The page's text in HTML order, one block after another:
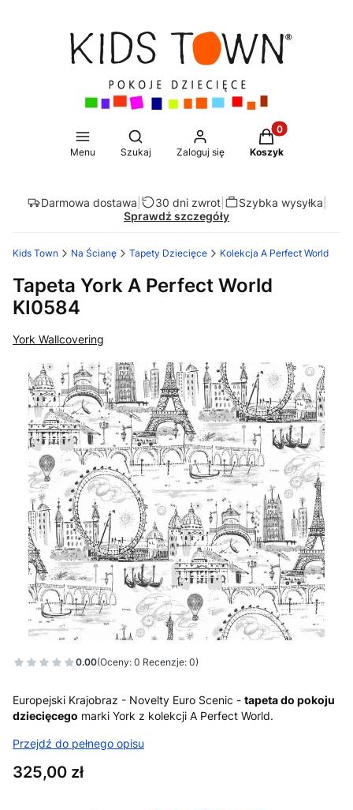
Menu
Otwórz wyszukiwarkę
Szukaj Zaloguj się
Produkty w
Koszyk
Darmowa dostawa 30 dni zwrot| Szybka wysyłka
Sprawdź szczegóły
Kids Town Na Ścianę Tapety Dziecięce Kolekcja A Perfect World
Tapeta York A Perfect World
KI0584
York Wallcovering
0.00(Oceny: 0 Recenzje: 0)
Europejski Krajobraz - Novelty Euro Scenic - tapeta do pokoju
dziecięcego marki York z kolekcji A Perfect World.
Przejdź do pełnego opisu
Cena
325,00 zł